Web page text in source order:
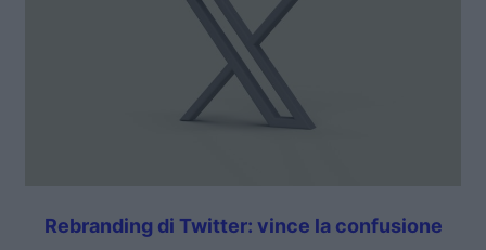
Rebranding di Twitter: vince la confusione